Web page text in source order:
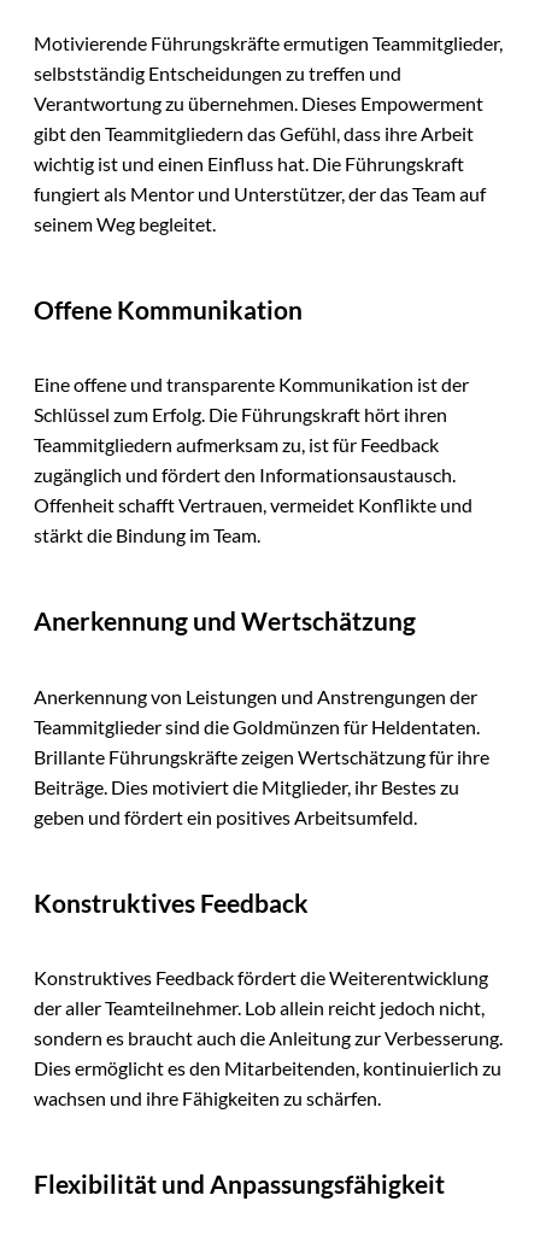
Motivierende Führungskräfte ermutigen Teammitglieder,
selbstständig Entscheidungen zu treffen und
Verantwortung zu übernehmen. Dieses Empowerment
gibt den Teammitgliedern das Gefühl, dass ihre Arbeit
wichtig ist und einen Einfluss hat. Die Führungskraft
fungiert als Mentor und Unterstützer, der das Team auf
seinem Weg begleitet.
Offene Kommunikation
Eine offene und transparente Kommunikation ist der
Schlüssel zum Erfolg. Die Führungskraft hört ihren
Teammitgliedern aufmerksam zu, ist für Feedback
zugänglich und fördert den Informationsaustausch.
Offenheit schafft Vertrauen, vermeidet Konflikte und
stärkt die Bindung im Team.
Anerkennung und Wertschätzung
Anerkennung von Leistungen und Anstrengungen der
Teammitglieder sind die Goldmünzen für Heldentaten.
Brillante Führungskräfte zeigen Wertschätzung für ihre
Beiträge. Dies motiviert die Mitglieder, ihr Bestes zu
geben und fördert ein positives Arbeitsumfeld.
Konstruktives Feedback
Konstruktives Feedback fördert die Weiterentwicklung
der aller Teamteilnehmer. Lob allein reicht jedoch nicht,
sondern es braucht auch die Anleitung zur Verbesserung.
Dies ermöglicht es den Mitarbeitenden, kontinuierlich zu
wachsen und ihre Fähigkeiten zu schärfen.
Flexibilität und Anpassungsfähigkeit